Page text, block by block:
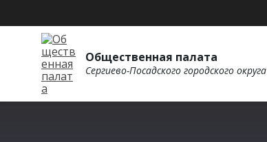
Общественная палата
Сергиево-Посадского городского округа